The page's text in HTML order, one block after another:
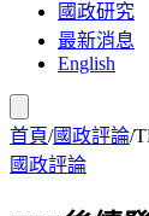
國政研究
最新消息
English
首頁/國政評論/
國政評論